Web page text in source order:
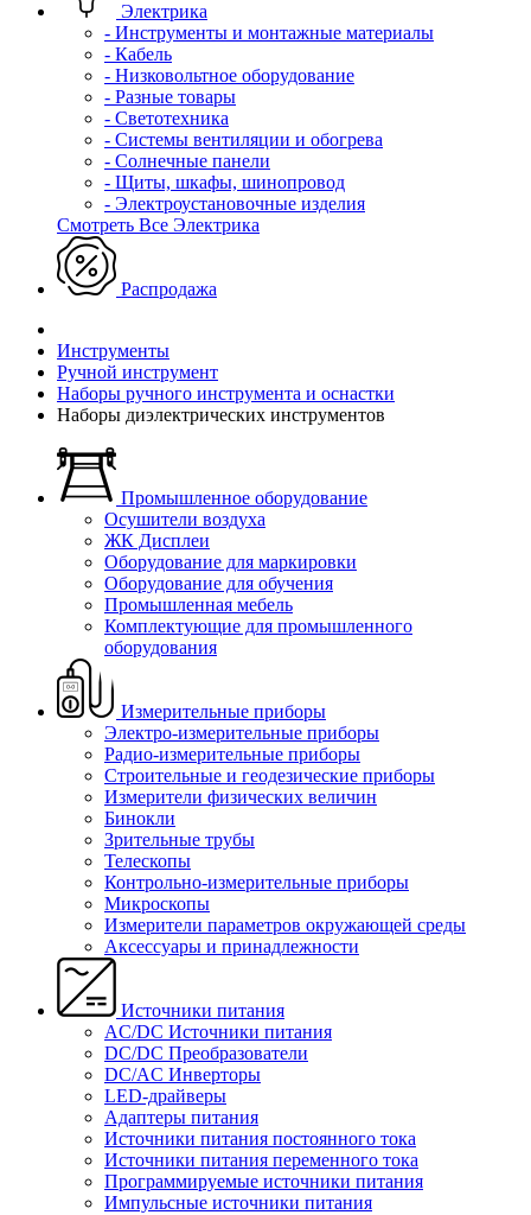
Электрика
- Инструменты и монтажные материалы
- Кабель
- Низковольтное оборудование
- Разные товары
- Светотехника
- Системы вентиляции и обогрева
- Солнечные панели
- Щиты, шкафы, шинопровод
- Электроустановочные изделия
Смотреть Все Электрика
Распродажа
Инструменты
Ручной инструмент
Наборы ручного инструмента и оснастки
Наборы диэлектрических инструментов
Промышленное оборудование
Осушители воздуха
ЖК Дисплеи
Оборудование для маркировки
Оборудование для обучения
Промышленная мебель
Комплектующие для промышленного
оборудования
Измерительные приборы
Электро-измерительные приборы
Радио-измерительные приборы
Строительные и геодезические приборы
Измерители физических величин
Бинокли
Зрительные трубы
Телескопы
Контрольно-измерительные приборы
Микроскопы
Измерители параметров окружающей среды
Аксессуары и принадлежности
Источники питания
AC/DC Источники питания
DC/DC Преобразователи
DC/AC Инверторы
LED-драйверы
Адаптеры питания
Источники питания постоянного тока
Источники питания переменного тока
Программируемые источники питания
Импульсные источники питания